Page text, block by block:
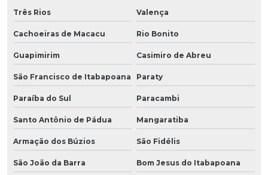
Três Rios Valença
Cachoeiras de Macacu Rio Bonito
Guapimirim Casimiro de Abreu
São Francisco de Itabapoana Paraty
Paraíba do Sul Paracambi
Santo Antônio de Pádua Mangaratiba
Armação dos Búzios São Fidélis
São João da Barra Bom Jesus do Itabapoana